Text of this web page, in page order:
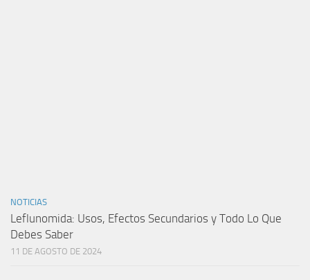
NOTICIAS
Leflunomida: Usos, Efectos Secundarios y Todo Lo Que
Debes Saber
11 DE AGOSTO DE 2024